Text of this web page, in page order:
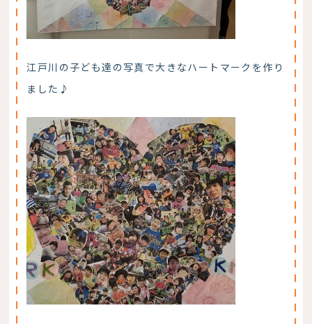
江戸川の子ども達の写真で大きなハートマークを作り
ました♪